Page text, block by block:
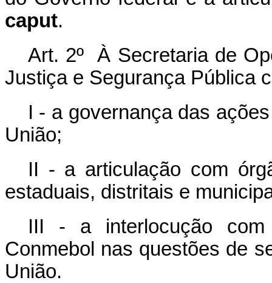
caput.
Art. 2º À Secretaria de
Justiça e Segurança Pública
I - a governança das
União;
II - a articulação com
estaduais, distritais e
III - a interlocução
Conmebol nas questões de
União.